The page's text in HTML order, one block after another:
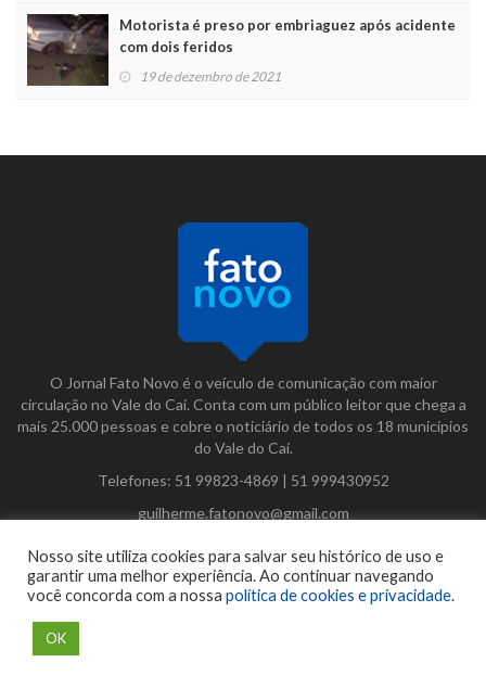
Motorista é preso por embriaguez após acidente
com dois feridos
19 de dezembro de 2021
O Jornal Fato Novo é o veículo de comunicação com maior
circulação no Vale do Caí. Conta com um público leitor que chega a
mais 25.000 pessoas e cobre o noticiário de todos os 18 municípios
do Vale do Caí.
Telefones: 51 99823-4869 | 51 999430952
guilherme.fatonovo@gmail.com
Facebook
Instagram
Twitter
CATEGORIAS
Nosso site utiliza cookies para salvar seu histórico de uso e
garantir uma melhor experiência. Ao continuar navegando
você concorda com a nossa política de cookies e privacidade.
OK